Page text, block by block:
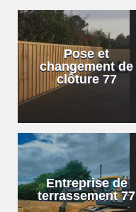
Pose et
changement de
clôture 77
Entreprise de
terrassement 77